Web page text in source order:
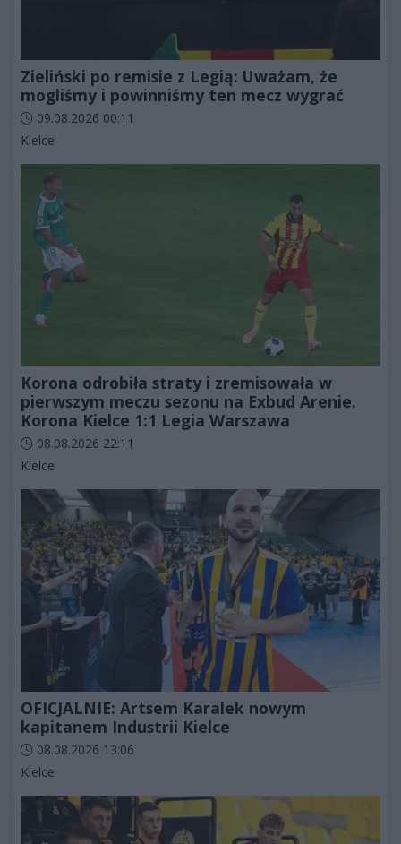
Zieliński po remisie z Legią: Uważam, że
mogliśmy i powinniśmy ten mecz wygrać
Data dodania artykułu:
09.08.2026 00:11
Kategorie artykułu:
Kielce
Korona odrobiła straty i zremisowała w
pierwszym meczu sezonu na Exbud Arenie.
Korona Kielce 1:1 Legia Warszawa
Data dodania artykułu:
08.08.2026 22:11
Kategorie artykułu:
Kielce
OFICJALNIE: Artsem Karalek nowym
kapitanem Industrii Kielce
Data dodania artykułu:
08.08.2026 13:06
Kategorie artykułu:
Kielce